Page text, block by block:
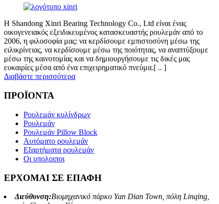
Η Shandong Xinri Bearing Technology Co., Ltd είναι ένας
οικογενειακός εξειδικευμένος κατασκευαστής ρουλεμάν από το
2006, η φιλοσοφία μας: να κερδίσουμε εμπιστοσύνη μέσω της
ειλικρίνειας, να κερδίσουμε μέσω της ποιότητας, να αναπτύξουμε
μέσω της καινοτομίας και να δημιουργήσουμε τις δικές μας
ευκαιρίες μέσα από ένα επιχειρηματικό πνεύμα.[ .. ]
Διαβάστε περισσότερα
ΠΡΟΪΟΝΤΑ
Ρουλεμάν κυλίνδρων
Ρουλεμάν
Ρουλεμάν Pillow Block
Αυτόματο ρουλεμάν
Εξαρτήματα ρουλεμάν
Οι υπολοιποι
ΕΡΧΟΜΑΙ ΣΕ ΕΠΑΦΗ
Διεύθυνση:Βιομηχανικό πάρκο Yan Dian Town, πόλη Linqing,